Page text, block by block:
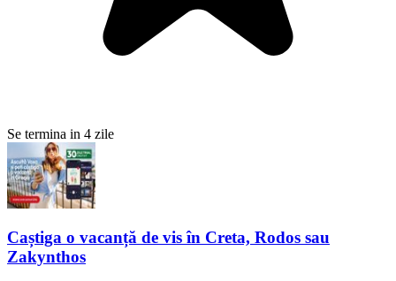
Se termina in 4 zile
Caștiga o vacanță de vis în Creta, Rodos sau
Zakynthos